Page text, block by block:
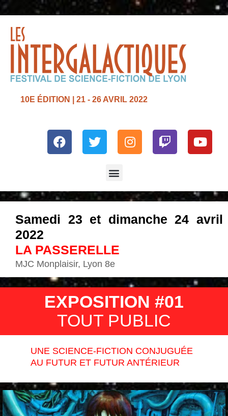
10E ÉDITION | 21 - 26 AVRIL 2022
Menu
Samedi 23 et dimanche 24 avril
2022
LA PASSERELLE
MJC Monplaisir, Lyon 8e
EXPOSITION #01
TOUT PUBLIC
UNE SCIENCE-FICTION CONJUGUÉE
AU FUTUR ET FUTUR ANTÉRIEUR